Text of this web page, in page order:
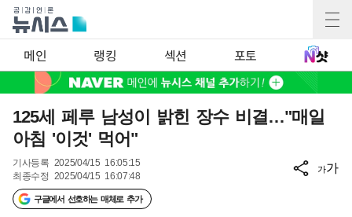
메인 랭킹 섹션 포토
125세 페루 남성이 밝힌 장수 비결…"매일
아침 '이것' 먹어"
기사등록 2025/04/15 16:05:15
최종수정 2025/04/15 16:07:48
구글에서 선호하는 매체로 추가
가가